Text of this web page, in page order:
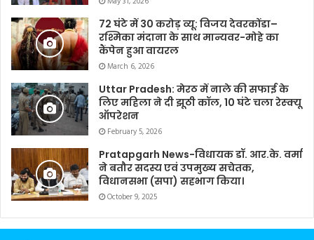
72 घंटे में 30 करोड़ व्यू: विजय देवरकोंडा–
रश्मिका मंदाना के साथ मान्यवर-मोहे का
कैंपेन हुआ वायरल
March 6, 2026
Uttar Pradesh: मेरठ में नाले की सफाई के
लिए महिला ने दी झूठी कॉल, 10 घंटे चला रेस्क्यू
ऑपरेशन
February 5, 2026
Pratapgarh News-विधायक डॉ. आर.के. वर्मा
ने बतौर सदस्य एवं उपमुख्य सचेतक,
विधानसभा (सपा) सहभाग किया।
October 9, 2025